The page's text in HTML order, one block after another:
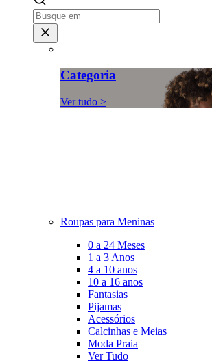
Categoria
Ver tudo >
Roupas para Meninas
0 a 24 Meses
1 a 3 Anos
4 a 10 anos
10 a 16 anos
Fantasias
Pijamas
Acessórios
Calcinhas e Meias
Moda Praia
Ver Tudo